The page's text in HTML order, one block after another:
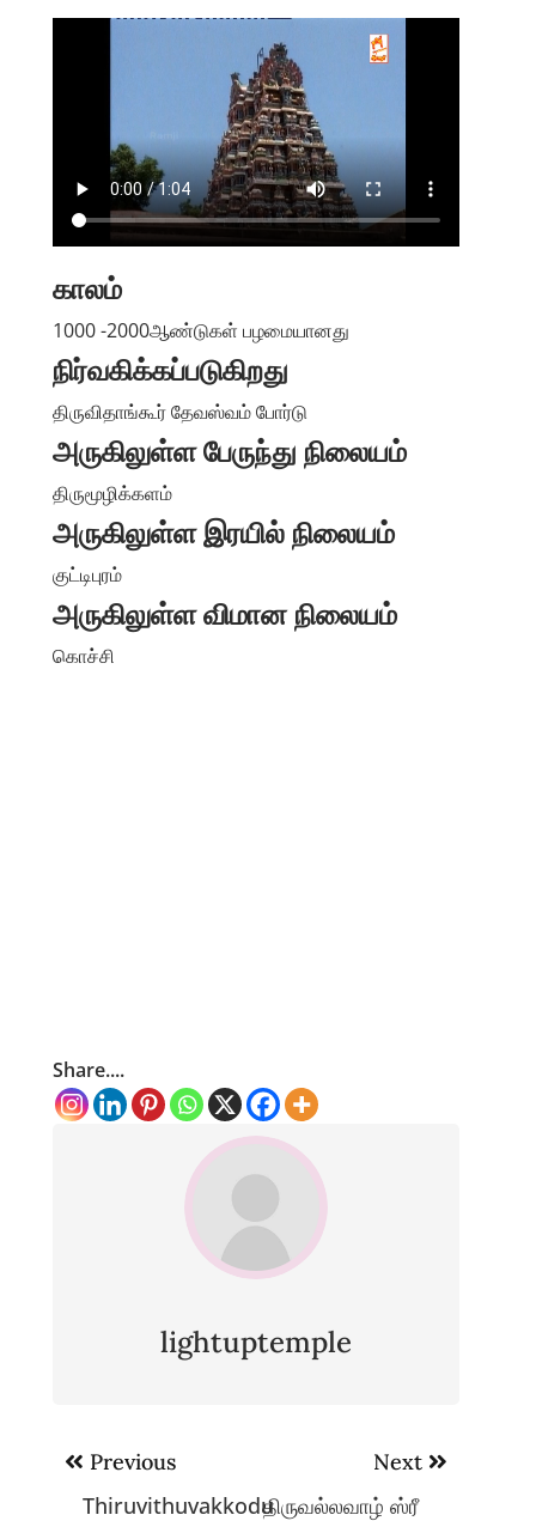
காலம்
1000 -2000ஆண்டுகள் பழமையானது
நிர்வகிக்கப்படுகிறது
திருவிதாங்கூர் தேவஸ்வம் போர்டு
அருகிலுள்ள பேருந்து நிலையம்
திருமூழிக்களம்
அருகிலுள்ள இரயில் நிலையம்
குட்டிபுரம்
அருகிலுள்ள விமான நிலையம்
கொச்சி
Share....
lightuptemple
Post
navigation
Previous
Thiruvithuvakkodu
Next
திருவல்லவாழ் ஸ்ரீ